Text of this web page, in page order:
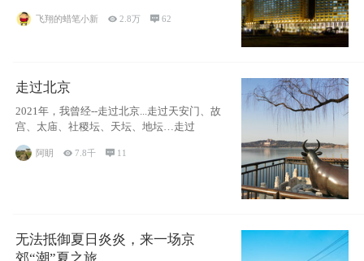
飞翔的蜡笔小新 2.8万 62
走过北京
2021年，我曾经--走过北京...走过天安门、故
宫、太庙、社稷坛、天坛、地坛…走过
阿眀 7.8千  11
无法抵御夏日炎炎，来一场京